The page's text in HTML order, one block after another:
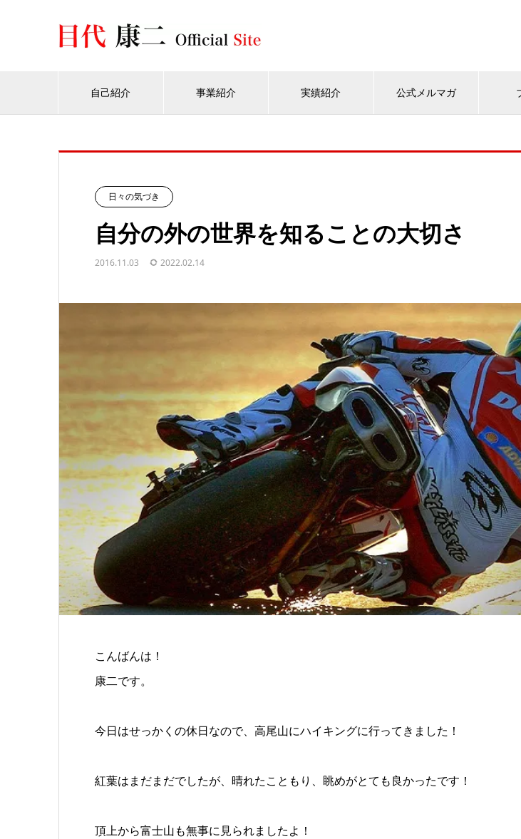
自己紹介 事業紹介 実績紹介 公式メルマガ
日々の気づき
自分の外の世界を知ることの大切さ
2016.11.03 2022.02.14
こんばんは！
康二です。
今日はせっかくの休日なので、 高尾山にハイキングに行ってきました！
紅葉はまだまだでしたが、晴れたこともり、眺めがとても良かったです！
頂上から富士山も無事に見られましたよ！